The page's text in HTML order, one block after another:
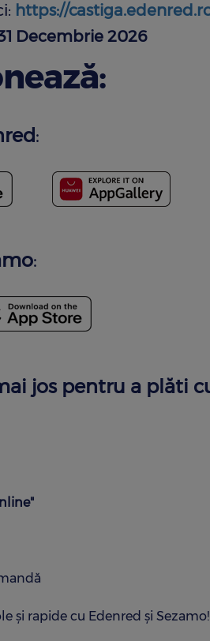
https://
Decembrie 2026
:
:
jos pentru a plăti
și rapide cu Edenred și Sezamo!